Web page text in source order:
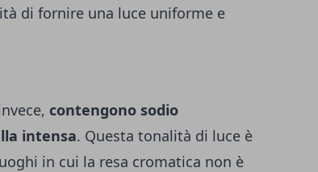
di fornire una luce uniforme e
contengono sodio
intensa. Questa tonalità di luce è
in cui la resa cromatica non è